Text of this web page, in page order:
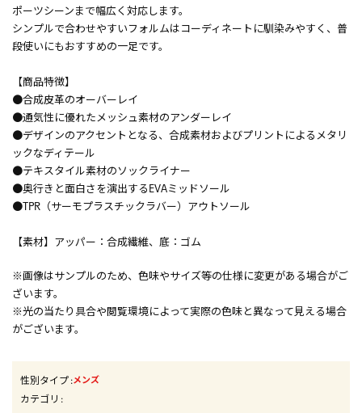
ポーツシーンまで幅広く対応します。
シンプルで合わせやすいフォルムはコーディネートに馴染みやすく、普
段使いにもおすすめの一足です。
【商品特徴】
●合成皮革のオーバーレイ
●通気性に優れたメッシュ素材のアンダーレイ
●デザインのアクセントとなる、合成素材およびプリントによるメタリ
ックなディテール
●テキスタイル素材のソックライナー
●奥行きと面白さを演出するEVAミッドソール
●TPR（サーモプラスチックラバー）アウトソール
【素材】アッパー：合成繊維、底：ゴム
※画像はサンプルのため、色味やサイズ等の仕様に変更がある場合がご
ざいます。
※光の当たり具合や閲覧環境によって実際の色味と異なって見える場合
がございます。
性別タイプ:メンズ
カテゴリ :